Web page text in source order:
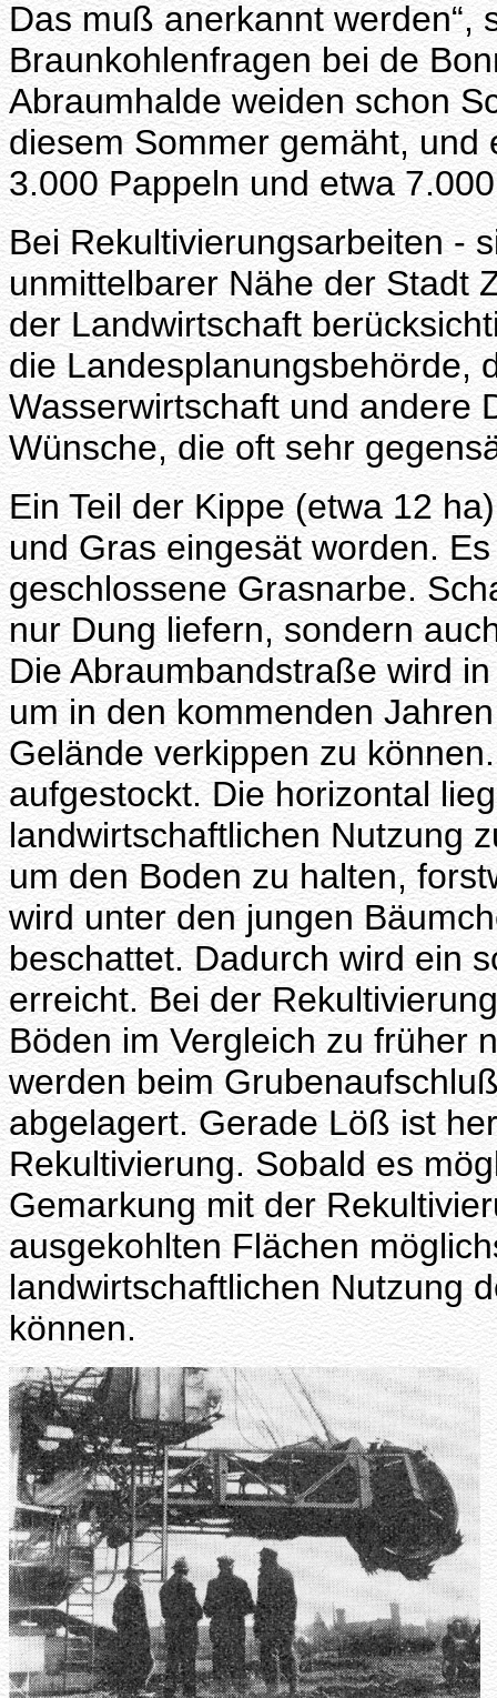
Das muß anerkannt werden“,
Braunkohlenfragen bei de
Abraumhalde weiden schon
diesem Sommer gemäht,
3.000 Pappeln und etwa
Bei Rekultivierungsarbeiten -
unmittelbarer Nähe der Stadt
der Landwirtschaft
die Landesplanungsbehörde,
Wasserwirtschaft und andere
Wünsche, die oft sehr
Ein Teil der Kippe (etwa 12
und Gras eingesät worden.
geschlossene Grasnarbe.
nur Dung liefern, sondern
Die Abraumbandstraße wird
um in den kommenden
Gelände verkippen zu
aufgestockt. Die horizontal
landwirtschaftlichen Nutzung
um den Boden zu halten,
wird unter den jungen
beschattet. Dadurch wird ein
erreicht. Bei der
Böden im Vergleich zu früher
werden beim
abgelagert. Gerade Löß ist
Rekultivierung. Sobald es
Gemarkung mit der
ausgekohlten Flächen
landwirtschaftlichen Nutzung
können.